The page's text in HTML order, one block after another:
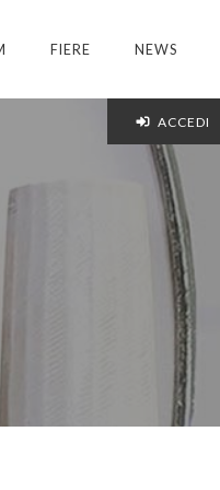
FIERE NEWS
ACCEDI